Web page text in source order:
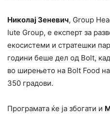
Николај Зеневич, Group
Iute Group, е експерт за
екосистеми и стратешки
години беше дел од Bolt,
во ширењето на Bolt Food
350 градови.
Програмата ќе ја збогати и